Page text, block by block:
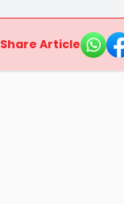
Share Article